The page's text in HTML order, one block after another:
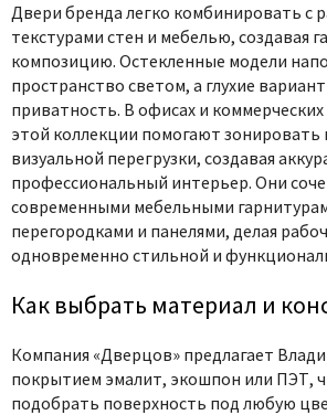
Двери бренда легко комбинировать с
текстурами стен и мебелью, создавая
композицию. Остекленные модели
пространство светом, а глухие
приватность. В офисах и
этой коллекции помогают зонировать
визуальной перегрузки, создавая
профессиональный интерьер. Они
современными мебельными
перегородками и панелями, делая
одновременно стильной и
Как выбрать материал и
Компания «Дверцов» предлагает
покрытием эмалит, экошпон или ПЭТ,
подобрать поверхность под любую